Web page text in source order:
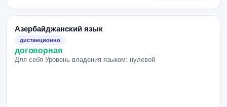
Азербайджанский язык
дистанционно
договорная
Для себя Уровень владения языком: нулевой